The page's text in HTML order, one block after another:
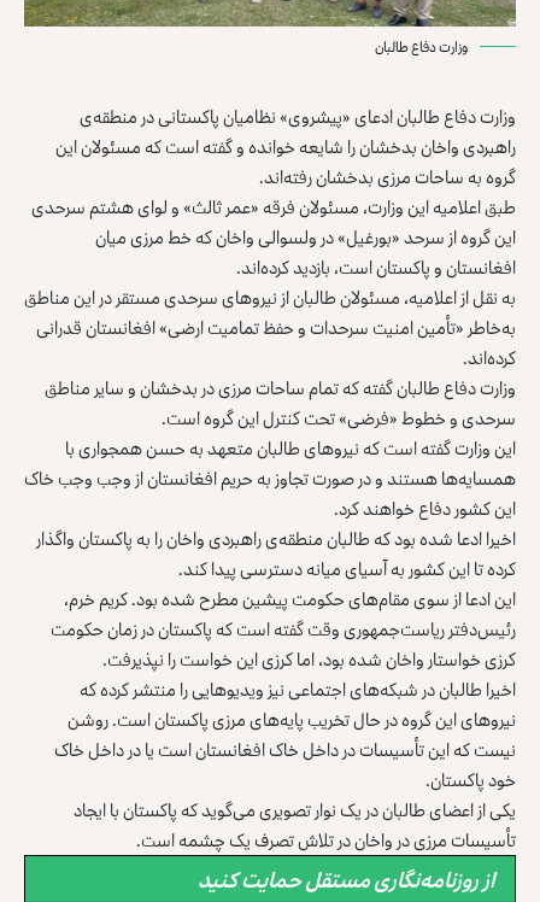
وزارت دفاع طالبان
وزارت دفاع طالبان ادعای «پیشروی» نظامیان پاکستانی در منطقه‌ی
راهبردی واخان بدخشان را شایعه خوانده و گفته است که مسئولان این
گروه به ساحات مرزی بدخشان رفته‌اند.
طبق اعلامیه‌ این وزارت، مسئولان فرقه «عمر ثالث» و لوای هشتم سرحدی
این گروه از سرحد «بورغیل» در ولسوالی واخان که خط مرزی میان
افغانستان و پاکستان است، بازدید کرده‌اند.
به نقل از اعلامیه، مسئولان طالبان از نیروهای سرحدی مستقر در این مناطق
به‌خاطر «تأمین امنیت سرحدات و حفظ تمامیت ارضی» افغانستان قدرانی
کرده‌اند.
وزارت دفاع طالبان گفته که تمام ساحات مرزی در بدخشان و سایر مناطق
سرحدی و خطوط «فرضی» تحت کنترل این گروه است.
این وزارت گفته است که نیروهای طالبان متعهد به حسن همجواری با
همسایه‌ها هستند و در صورت تجاوز به حریم افغانستان از وجب وجب خاک
این کشور دفاع خواهند کرد.
اخیرا ادعا شده بود که طالبان منطقه‌ی راهبردی واخان را به پاکستان واگذار
کرده تا این کشور به آسیای میانه دسترسی پیدا کند.
این ادعا از سوی مقام‌های حکومت پیشین مطرح شده بود. کریم خرم،
رئیس‌دفتر ریاست‌جمهوری وقت گفته است که پاکستان در زمان حکومت
کرزی خواستار واخان شده بود، اما کرزی این خواست را نپذیرفت.
اخیرا طالبان در شبکه‌های اجتماعی نیز ویدیوهایی را منتشر کرده که
نیروهای این گروه در حال تخریب‌ پایه‌های مرزی پاکستان است. روشن
نیست که این تأسیسات در داخل خاک افغانستان است یا در داخل خاک
خود پاکستان.
یکی از اعضای طالبان در یک نوار تصویری می‌گوید که پاکستان با ایجاد
تأسیسات مرزی در واخان در تلاش تصرف یک چشمه است.
از روزنامه‌نگاری مستقل حمایت کنید